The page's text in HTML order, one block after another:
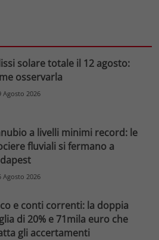
solare totale il 12 agosto:
osservarla
Agosto 2026
a livelli minimi record: le
fluviali si fermano a
Agosto 2026
e conti correnti: la doppia
di 20% e 71mila euro che
gli accertamenti